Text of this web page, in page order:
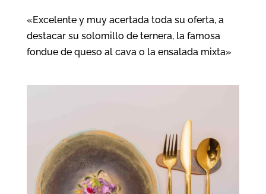
«Excelente y muy acertada toda su oferta, a
destacar su solomillo de ternera, la famosa
fondue de queso al cava o la ensalada mixta»